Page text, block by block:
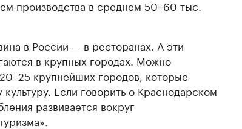
производства в среднем 50–60 тыс.
в России — в ресторанах. А эти
в крупных городах. Можно
крупнейших городов, которые
Если говорить о Краснодарском
развивается вокруг